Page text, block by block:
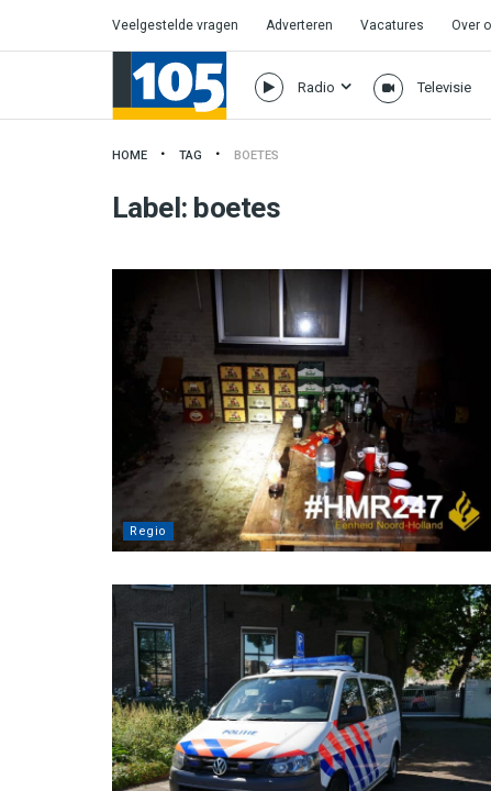
Veelgestelde vragen Adverteren Vacatures Over
Radio Televisie
HOME TAG BOETES
Label: boetes
Regio